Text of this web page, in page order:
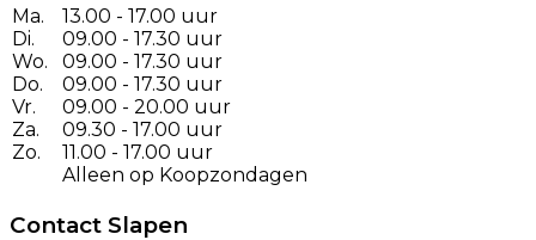
Ma.
Di.
Wo.
Do.
Vr.
Za.
Zo.
13.00 - 17.00 uur
09.00 - 17.30 uur
09.00 - 17.30 uur
09.00 - 17.30 uur
09.00 - 20.00 uur
09.30 - 17.00 uur
11.00 - 17.00 uur
Alleen op Koopzondagen
Contact Slapen